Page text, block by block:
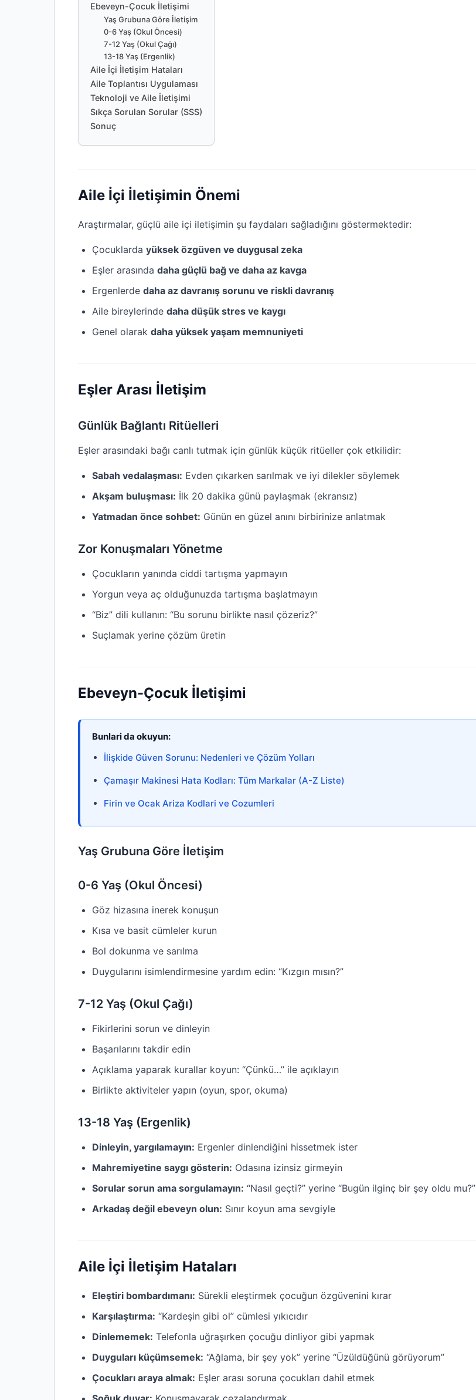
Ebeveyn-Çocuk İletişimi
Yaş Grubuna Göre İletişim
0-6 Yaş (Okul Öncesi)
7-12 Yaş (Okul Çağı)
13-18 Yaş (Ergenlik)
Aile İçi İletişim Hataları
Aile Toplantısı Uygulaması
Teknoloji ve Aile İletişimi
Sıkça Sorulan Sorular (SSS)
Sonuç
Aile İçi İletişimin Önemi
Araştırmalar, güçlü aile içi iletişimin şu faydaları sağladığını göstermektedir:
Çocuklarda yüksek özgüven ve duygusal zeka
Eşler arasında daha güçlü bağ ve daha az kavga
Ergenlerde daha az davranış sorunu ve riskli davranış
Aile bireylerinde daha düşük stres ve kaygı
Genel olarak daha yüksek yaşam memnuniyeti
Eşler Arası İletişim
Günlük Bağlantı Ritüelleri
Eşler arasındaki bağı canlı tutmak için günlük küçük ritüeller çok etkilidir:
Sabah vedalaşması: Evden çıkarken sarılmak ve iyi dilekler söylemek
Akşam buluşması: İlk 20 dakika günü paylaşmak (ekransız)
Yatmadan önce sohbet: Günün en güzel anını birbirinize anlatmak
Zor Konuşmaları Yönetme
Çocukların yanında ciddi tartışma yapmayın
Yorgun veya aç olduğunuzda tartışma başlatmayın
“Biz” dili kullanın: “Bu sorunu birlikte nasıl çözeriz?”
Suçlamak yerine çözüm üretin
Ebeveyn-Çocuk İletişimi
Bunlari da okuyun:
İlişkide Güven Sorunu: Nedenleri ve Çözüm Yolları
Çamaşır Makinesi Hata Kodları: Tüm Markalar (A-Z Liste)
Firin ve Ocak Ariza Kodlari ve Cozumleri
Yaş Grubuna Göre İletişim
0-6 Yaş (Okul Öncesi)
Göz hizasına inerek konuşun
Kısa ve basit cümleler kurun
Bol dokunma ve sarılma
Duygularını isimlendirmesine yardım edin: “Kızgın mısın?”
7-12 Yaş (Okul Çağı)
Fikirlerini sorun ve dinleyin
Başarılarını takdir edin
Açıklama yaparak kurallar koyun: “Çünkü…” ile açıklayın
Birlikte aktiviteler yapın (oyun, spor, okuma)
13-18 Yaş (Ergenlik)
Dinleyin, yargılamayın: Ergenler dinlendiğini hissetmek ister
Mahremiyetine saygı gösterin: Odasına izinsiz girmeyin
Sorular sorun ama sorgulamayın: “Nasıl geçti?” yerine “Bugün ilginç bir şey oldu mu?”
Arkadaş değil ebeveyn olun: Sınır koyun ama sevgiyle
Aile İçi İletişim Hataları
Eleştiri bombardımanı: Sürekli eleştirmek çocuğun özgüvenini kırar
Karşılaştırma: “Kardeşin gibi ol” cümlesi yıkıcıdır
Dinlememek: Telefonla uğraşırken çocuğu dinliyor gibi yapmak
Duyguları küçümsemek: “Ağlama, bir şey yok” yerine “Üzüldüğünü görüyorum”
Çocukları araya almak: Eşler arası soruna çocukları dahil etmek